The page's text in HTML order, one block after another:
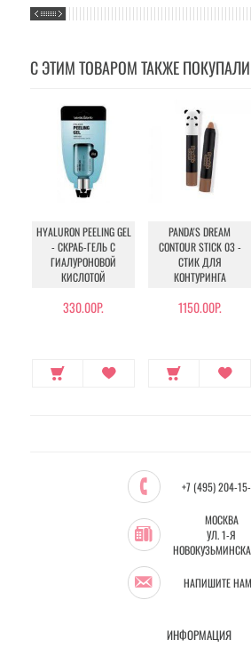
С ЭТИМ ТОВАРОМ ТАКЖЕ
HYALURON PEELING GEL
- СКРАБ-ГЕЛЬ С
ГИАЛУРОНОВОЙ
КИСЛОТОЙ
330.00Р.
PANDA'S DREAM
CONTOUR STICK 03 -
СТИК ДЛЯ
КОНТУРИНГА
1150.00Р.
+7 (495) 204-
МОСКВА
УЛ. 1-Я
НАПИШИТЕ
ИНФОРМАЦИЯ